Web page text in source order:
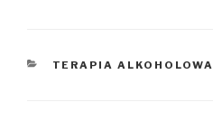
KATEGORIE
TERAPIA ALKOHOLOWA